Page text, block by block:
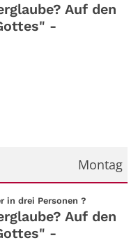
Auf den
-
Montag
in drei Personen ?
Auf den
-